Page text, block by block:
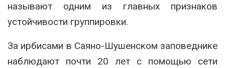
называют одним из главных признаков
устойчивости группировки.
За ирбисами в Саяно-Шушенском заповеднике
наблюдают почти 20 лет с помощью сети